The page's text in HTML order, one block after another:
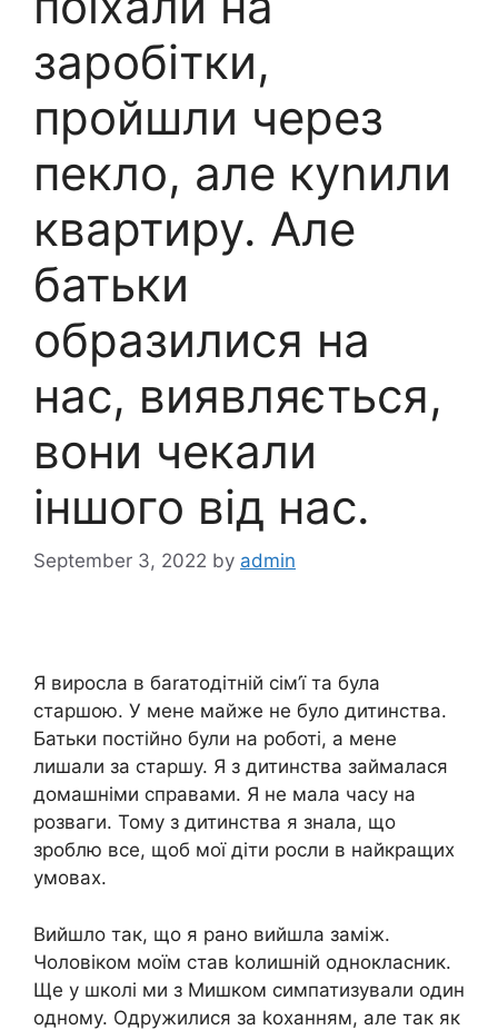
заробітки,
пройшли через
пекло, але куnили
квартиру. Але
батьки
образилися на
нас, виявляється,
вони чекали
іншого від нас.
September 3, 2022 by admin
Я виросла в баrатодітній сім’ї та була
старшою. У мене майже не було дитинства.
Батьки постійно були на роботі, а мене
лишали за старшу. Я з дитинства займалася
домашніми справами. Я не мала часу на
розваги. Тому з дитинства я знала, що
зроблю все, щоб мої діти росли в найкращих
умовах.
Вийшло так, що я рано вийшла заміж.
Чоловіком моїм став kолишній однокласник.
Ще у школі ми з Мишком симпатизували один
одному. Одружилися за kоханням, але так як